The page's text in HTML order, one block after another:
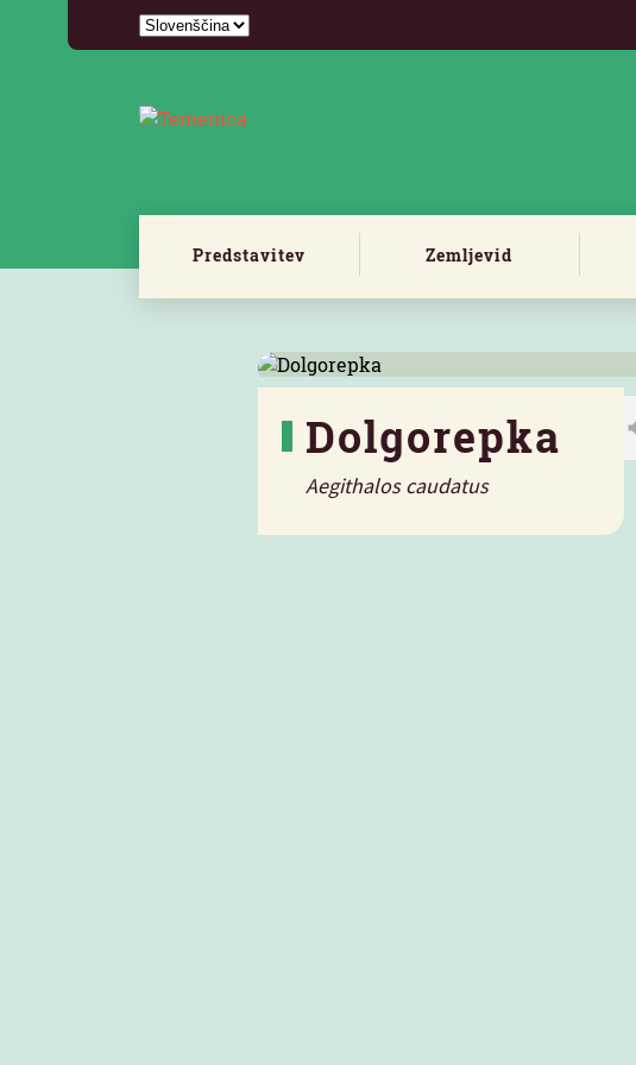
Predstavitev Zemljevid
Dolgorepka
Aegithalos caudatus